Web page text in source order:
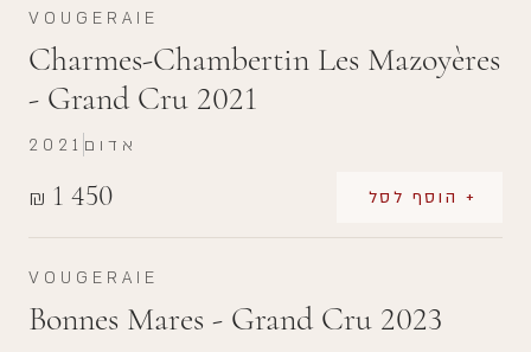
VOUGERAIE
Charmes-Chambertin Les Mazoyères
- Grand Cru 2021
₪ 1 450 + הוסף לסל
2021 אדום
VOUGERAIE
Bonnes Mares - Grand Cru 2023